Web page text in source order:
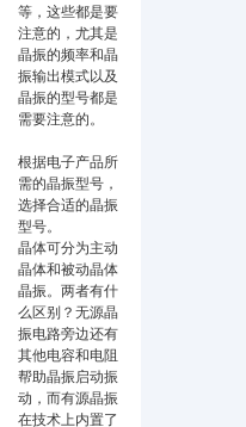
等，这些都是要
注意的，尤其是
晶振的频率和晶
振输出模式以及
晶振的型号都是
需要注意的。
根据电子产品所
需的晶振型号，
选择合适的晶振
型号。
晶体可分为主动
晶体和被动晶体
晶振。两者有什
么区别？无源晶
振电路旁边还有
其他电容和电阻
帮助晶振启动振
动，而有源晶振
在技术上内置了